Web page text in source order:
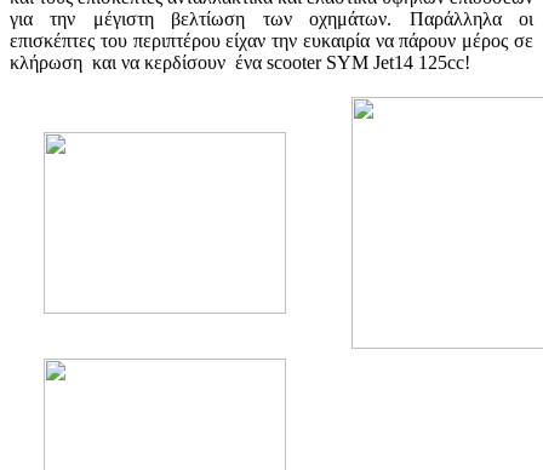
για την μέγιστη βελτίωση των οχημάτων. Παράλληλα οι
επισκέπτες του περιπτέρου είχαν την ευκαιρία να πάρουν μέρος σε
κλήρωση και να κερδίσουν ένα scooter SYM Jet14 125cc!